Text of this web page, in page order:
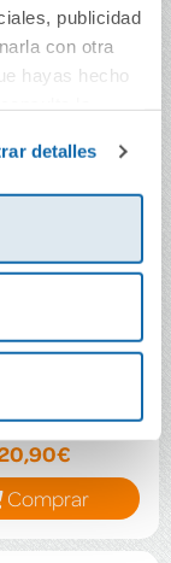
publicidad
con otra
hayas hecho
detalles
Comprar